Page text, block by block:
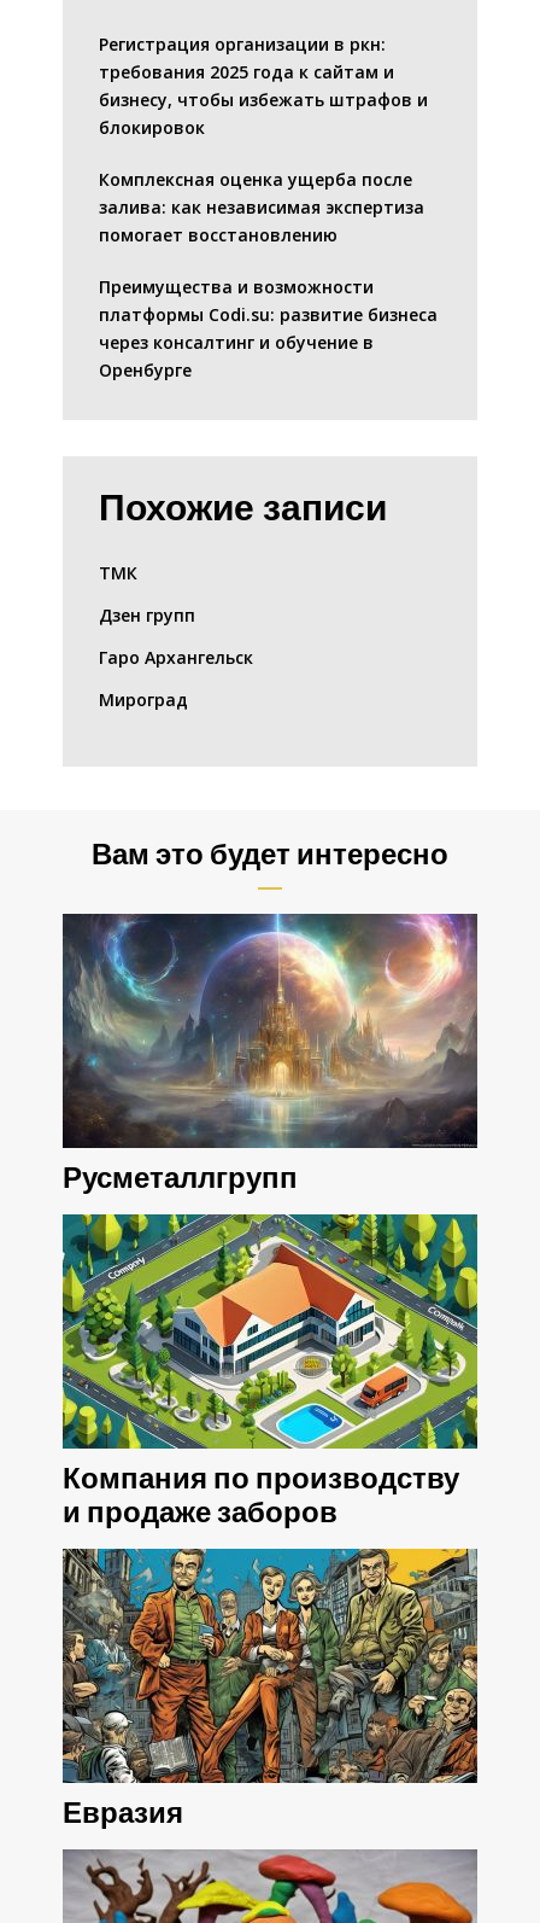
Регистрация организации в ркн:
требования 2025 года к сайтам и
бизнесу, чтобы избежать штрафов и
блокировок
Комплексная оценка ущерба после
залива: как независимая экспертиза
помогает восстановлению
Преимущества и возможности
платформы Codi.su: развитие бизнеса
через консалтинг и обучение в
Оренбурге
Похожие записи
ТМК
Дзен групп
Гаро Архангельск
Мироград
Вам это будет интересно
Русметаллгрупп
Компания по производству
и продаже заборов
Евразия